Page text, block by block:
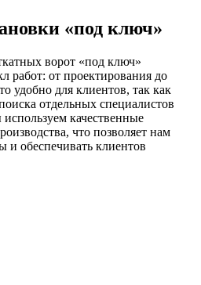
«под ключ»
ворот «под ключ»
работ: от проектирования до
удобно для клиентов, так как
отдельных специалистов
качественные
что позволяет нам
и обеспечивать клиентов